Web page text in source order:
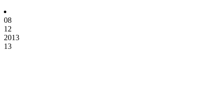
08
12
2013
13